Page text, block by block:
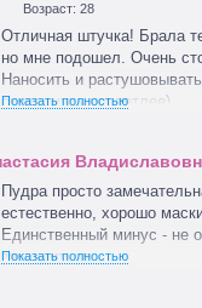
Возраст: 28
Отличная штучка! Брала
но мне подошел. Очень
Наносить и
скоро, чуть посветлее)
Показать полностью
Пудра просто
естественно, хорошо
Единственный минус - не
закончиться.
Показать полностью